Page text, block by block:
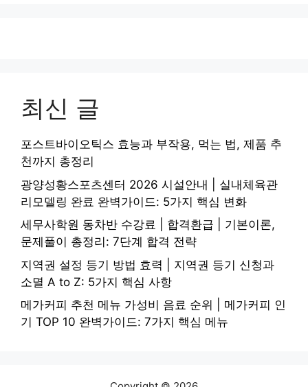
최신 글
포스트바이오틱스 효능과 부작용, 먹는 법, 제품 추
천까지 총정리
광양성황스포츠센터 2026 시설안내 | 실내체육관
리모델링 완료 완벽가이드: 5가지 핵심 변화
세무사학원 동차반 수강료 | 합격환급 | 기본이론,
문제풀이 총정리: 7단계 합격 전략
지역권 설정 등기 방법 효력 | 지역권 등기 신청과
소멸 A to Z: 5가지 핵심 사항
메가커피 추천 메뉴 가성비 음료 순위 | 메가커피 인
기 TOP 10 완벽가이드: 7가지 핵심 메뉴